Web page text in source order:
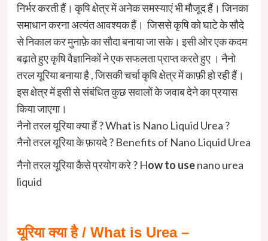
निर्भर करती हैं। कृषि क्षेत्र में अनेक समस्याएं भी मौजूद हैं। जिनका
समाधान करना अत्यंत आवश्यक हैं। जिससे कृषि को घाटे के सौदे
से निकाल कर मुनाफ़े का सौदा बनाया जा सके। इसी ओर एक कदम
बढ़ाते हुए कृषि वैज्ञानिकों ने एक सफलता प्राप्त करते हुए । नैनो
तरल यूरिया बनाया है , जिसकी चर्चा कृषि क्षेत्र में काफ़ी हो रही हैं।
इस क्षेत्र में इसी से संबंधित कुछ सवालों के जवाब देने का प्रयास
किया जाएगा।
नैनो तरल यूरिया क्या हैं ? What is Nano Liquid Urea ?
नैनो तरल यूरिया के फ़ायदे ? Benefits of Nano Liquid Urea
नैनो तरल यूरिया कैसे प्रयोग करे ? How to usenano urea
liquid
यूरिया क्या है / What is Urea –